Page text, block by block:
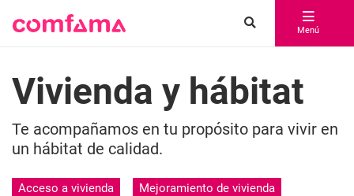
Menú
Vivienda y hábitat
Te acompañamos en tu propósito para vivir en
un hábitat de calidad.
Acceso a vivienda Mejoramiento de vivienda